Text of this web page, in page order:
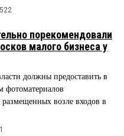
порекомендовали
малого бизнеса у
должны предоставить в
фотоматериалов
возле входов в